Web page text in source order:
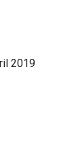
2019